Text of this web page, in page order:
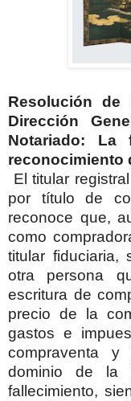
Resolución
Dirección
Notariado: La
reconocimiento
El titular
por título de
reconoce que,
como
titular fiduciaria,
otra persona
escritura de
precio de la
gastos e
compraventa y
dominio de la
fallecimiento,